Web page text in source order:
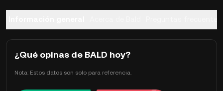
¿Qué opinas de BALD hoy?
Nota: Estos datos son solo para referencia.